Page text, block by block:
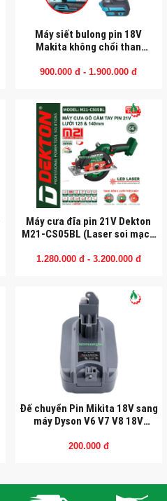
Máy siết bulong pin 18V
Makita không chổi than
900.000 đ - 1.900.000 đ
Máy cưa đĩa pin 21V Dekton
M21-CS05BL (Laser soi mạch
1.280.000 đ - 3.200.000 đ
Đế chuyển Pin Mikita 18V sang
máy Dyson V6 V7 V8 18V
200.000 đ